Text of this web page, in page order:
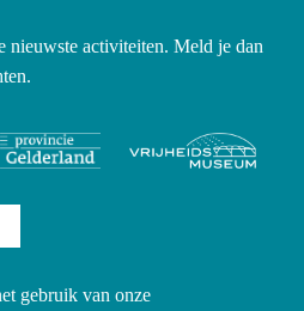
gebruik van onze
nieuwste activiteiten. Meld je dan